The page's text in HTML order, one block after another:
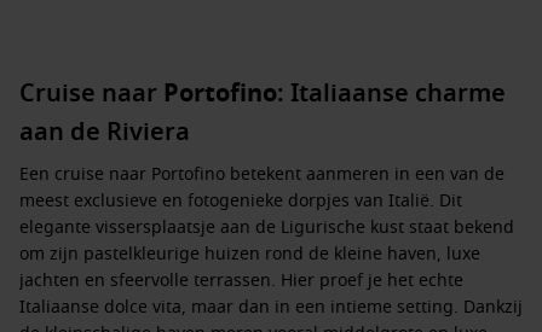
Cruise naar Portofino: Italiaanse charme
aan de Riviera
Een cruise naar Portofino betekent aanmeren in een van de
meest exclusieve en fotogenieke dorpjes van Italië. Dit
elegante vissersplaatsje aan de Ligurische kust staat bekend
om zijn pastelkleurige huizen rond de kleine haven, luxe
jachten en sfeervolle terrassen. Hier proef je het echte
Italiaanse dolce vita, maar dan in een intieme setting. Dankzij